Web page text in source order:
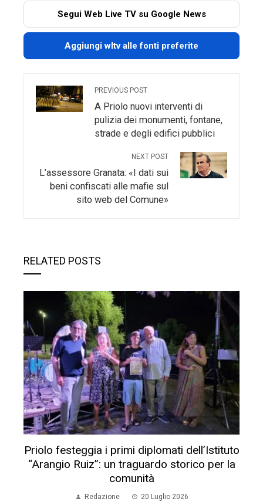
Segui Web Live TV su Google News
Aggiungi wltv alle fonti preferite
PREVIOUS POST
A Priolo nuovi interventi di
pulizia dei monumenti, fontane,
strade e degli edifici pubblici
NEXT POST
L’assessore Granata: «I dati sui
beni confiscati alle mafie sul
sito web del Comune»
RELATED POSTS
Priolo festeggia i primi diplomati dell’Istituto
“Arangio Ruiz”: un traguardo storico per la
comunità
Redazione 20 Luglio 2026